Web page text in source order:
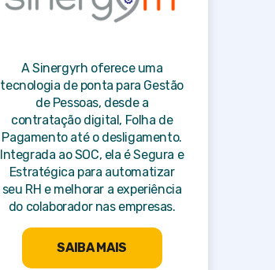
A Sinergyrh oferece uma
tecnologia de ponta para Gestão
de Pessoas, desde a
contratação digital, Folha de
Pagamento até o desligamento.
Integrada ao SOC, ela é Segura e
Estratégica para automatizar
seu RH e melhorar a experiência
do colaborador nas empresas.
SAIBA MAIS